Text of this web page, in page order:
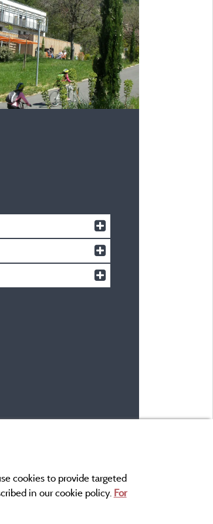
cookies to provide targeted
in our cookie policy. For